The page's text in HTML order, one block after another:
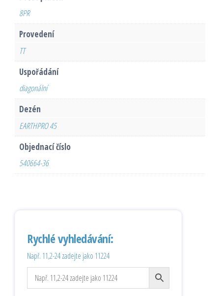
8PR
Provedení
TT
Uspořádání
diagonální
Dezén
EARTHPRO 45
Objednací číslo
540664-36
Rychlé vyhledávání:
Např. 11,2-24 zadejte jako 11224